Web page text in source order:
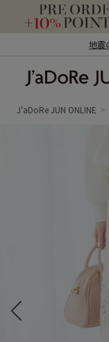
地震
ン オンライン）
J'aDoRe JUN ONLINE